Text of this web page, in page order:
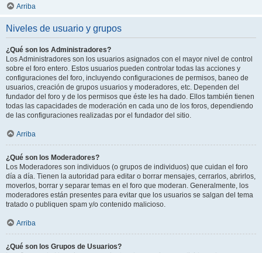
Arriba
Niveles de usuario y grupos
¿Qué son los Administradores?
Los Administradores son los usuarios asignados con el mayor nivel de control
sobre el foro entero. Estos usuarios pueden controlar todas las acciones y
configuraciones del foro, incluyendo configuraciones de permisos, baneo de
usuarios, creación de grupos usuarios y moderadores, etc. Dependen del
fundador del foro y de los permisos que éste les ha dado. Ellos también tienen
todas las capacidades de moderación en cada uno de los foros, dependiendo
de las configuraciones realizadas por el fundador del sitio.
Arriba
¿Qué son los Moderadores?
Los Moderadores son individuos (o grupos de individuos) que cuidan el foro
día a día. Tienen la autoridad para editar o borrar mensajes, cerrarlos, abrirlos,
moverlos, borrar y separar temas en el foro que moderan. Generalmente, los
moderadores están presentes para evitar que los usuarios se salgan del tema
tratado o publiquen spam y/o contenido malicioso.
Arriba
¿Qué son los Grupos de Usuarios?